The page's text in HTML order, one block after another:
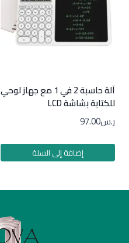
آلة حاسبة 2 في 1 مع جهاز لوحي
للكتابة بشاشة LCD
ر.س97.00
إضافة إلى السلة